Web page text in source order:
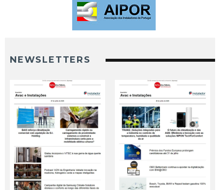
NEWSLETTERS